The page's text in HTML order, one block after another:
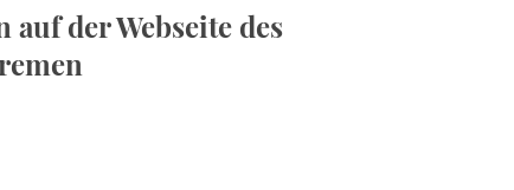
der Webseite des